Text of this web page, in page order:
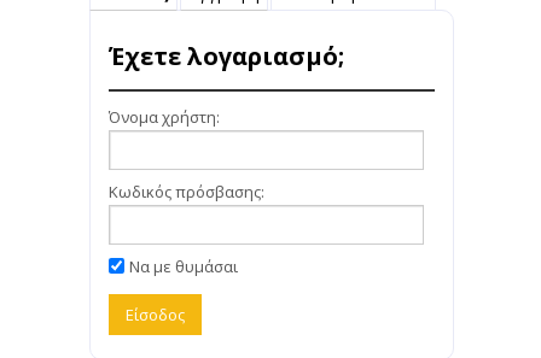
Έχετε λογαριασμό;
Όνομα χρήστη:
Κωδικός πρόσβασης:
Να με θυμάσαι